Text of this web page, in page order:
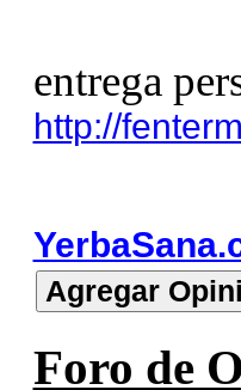
entrega
http://
Foro de